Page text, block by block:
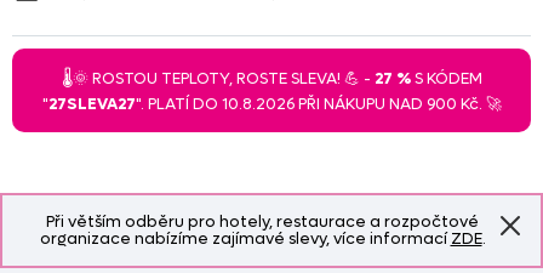
Při větším odběru pro hotely, restaurace a rozpočtové
organizace nabízíme zajímavé slevy, více informacíZDE.
🌡️🌞 ROSTOU TEPLOTY, ROSTE SLEVA! 💪 - 27 %S KÓDEM
"27SLEVA27". PLATÍ DO 10.8.2026 PŘI NÁKUPU NAD 900 Kč. 🚀